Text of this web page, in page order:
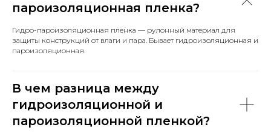
пароизоляционная пленка?
Гидро-пароизоляционная пленка — рулонный материал для
защиты конструкций от влаги и пара. Бывает гидроизоляционная и
пароизоляционная.
В чем разница между
гидроизоляционной и
пароизоляционной пленкой?